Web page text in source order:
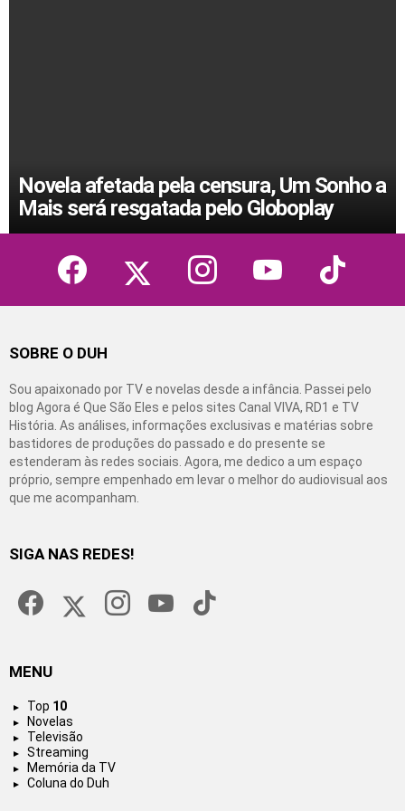
Novela afetada pela censura, Um Sonho a
Mais será resgatada pelo Globoplay
facebook instagram youtube tiktok
SOBRE O DUH
Sou apaixonado por TV e novelas desde a infância. Passei pelo
blog Agora é Que São Eles e pelos sites Canal VIVA, RD1 e TV
História. As análises, informações exclusivas e matérias sobre
bastidores de produções do passado e do presente se
estenderam às redes sociais. Agora, me dedico a um espaço
próprio, sempre empenhado em levar o melhor do audiovisual aos
que me acompanham.
SIGA NAS REDES!
MENU
Top 10
Novelas
Televisão
Streaming
Memória da TV
Coluna do Duh